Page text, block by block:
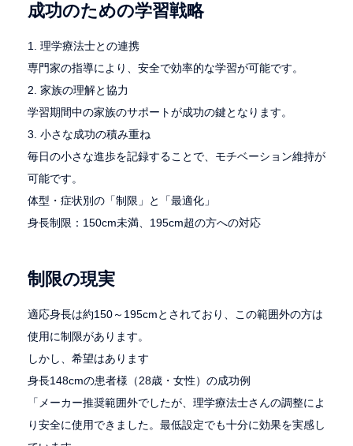
成功のための学習戦略
1. 理学療法士との連携
専門家の指導により、安全で効率的な学習が可能です。
2. 家族の理解と協力
学習期間中の家族のサポートが成功の鍵となります。
3. 小さな成功の積み重ね
毎日の小さな進歩を記録することで、モチベーション維持が
可能です。
体型・症状別の「制限」と「最適化」
身長制限：150cm未満、195cm超の方への対応
制限の現実
適応身長は約150～195cmとされており、この範囲外の方は
使用に制限があります。
しかし、希望はあります
身長148cmの患者様（28歳・女性）の成功例
「メーカー推奨範囲外でしたが、理学療法士さんの調整によ
り安全に使用できました。最低設定でも十分に効果を実感し